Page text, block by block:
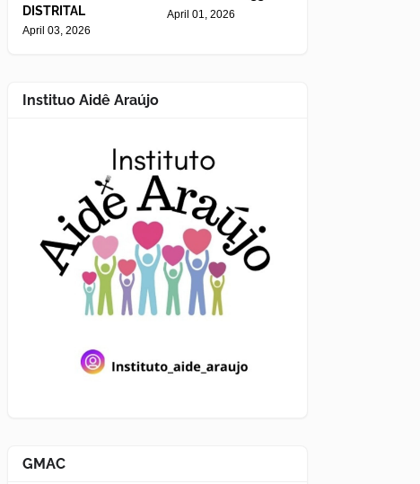
DISTRITAL
April 03, 2026
April 01, 2026
Instituo Aidê Araújo
GMAC